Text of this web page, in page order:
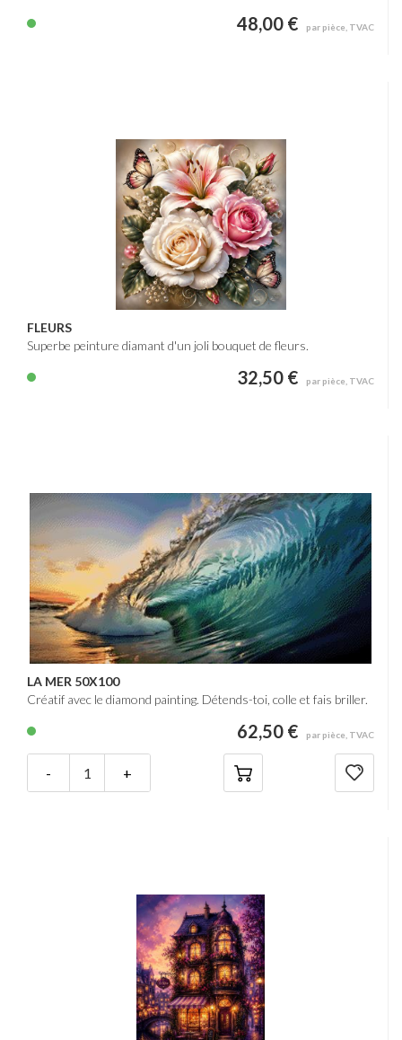
48,00 € par pièce, TVAC
FLEURS
Superbe peinture diamant d'un joli bouquet de fleurs.
32,50 € par pièce, TVAC
LA MER 50X100
Créatif avec le diamond painting. Détends-toi, colle et fais briller.
62,50 € par pièce, TVAC
- +